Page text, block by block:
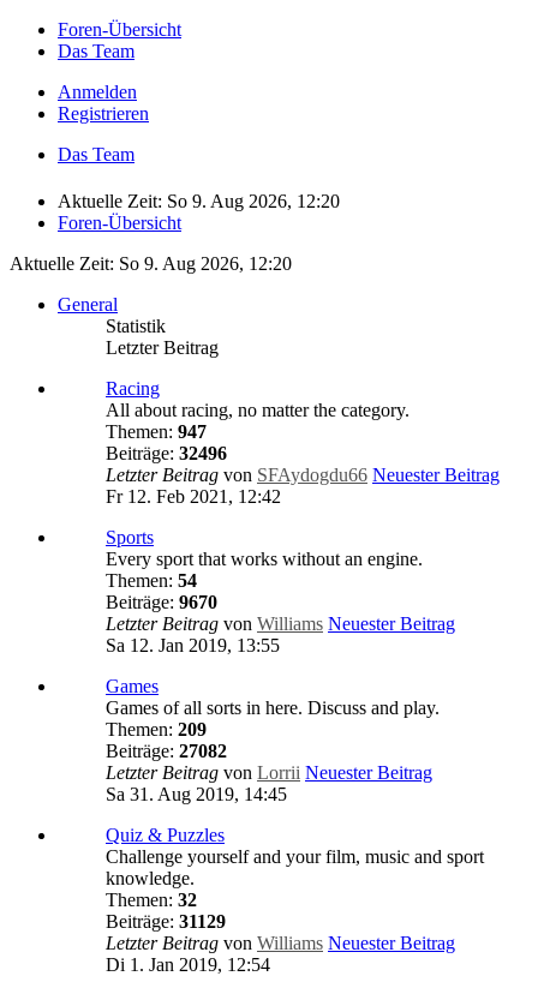
Foren-Übersicht
Das Team
Anmelden
Registrieren
Das Team
Aktuelle Zeit: So 9. Aug 2026, 12:20
Foren-Übersicht
Aktuelle Zeit: So 9. Aug 2026, 12:20
General
Statistik
Letzter Beitrag
Racing
All about racing, no matter the category.
Themen: 947
Beiträge: 32496
Letzter Beitrag von SFAydogdu66 Neuester Beitrag
Fr 12. Feb 2021, 12:42
Sports
Every sport that works without an engine.
Themen: 54
Beiträge: 9670
Letzter Beitrag von Williams Neuester Beitrag
Sa 12. Jan 2019, 13:55
Games
Games of all sorts in here. Discuss and play.
Themen: 209
Beiträge: 27082
Letzter Beitrag von Lorrii Neuester Beitrag
Sa 31. Aug 2019, 14:45
Quiz & Puzzles
Challenge yourself and your film, music and sport
knowledge.
Themen: 32
Beiträge: 31129
Letzter Beitrag von Williams Neuester Beitrag
Di 1. Jan 2019, 12:54